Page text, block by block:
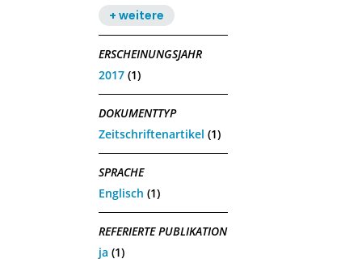
+ weitere
ERSCHEINUNGSJAHR
2017 (1)
DOKUMENTTYP
Zeitschriftenartikel (1)
SPRACHE
Englisch (1)
REFERIERTE PUBLIKATION
ja (1)